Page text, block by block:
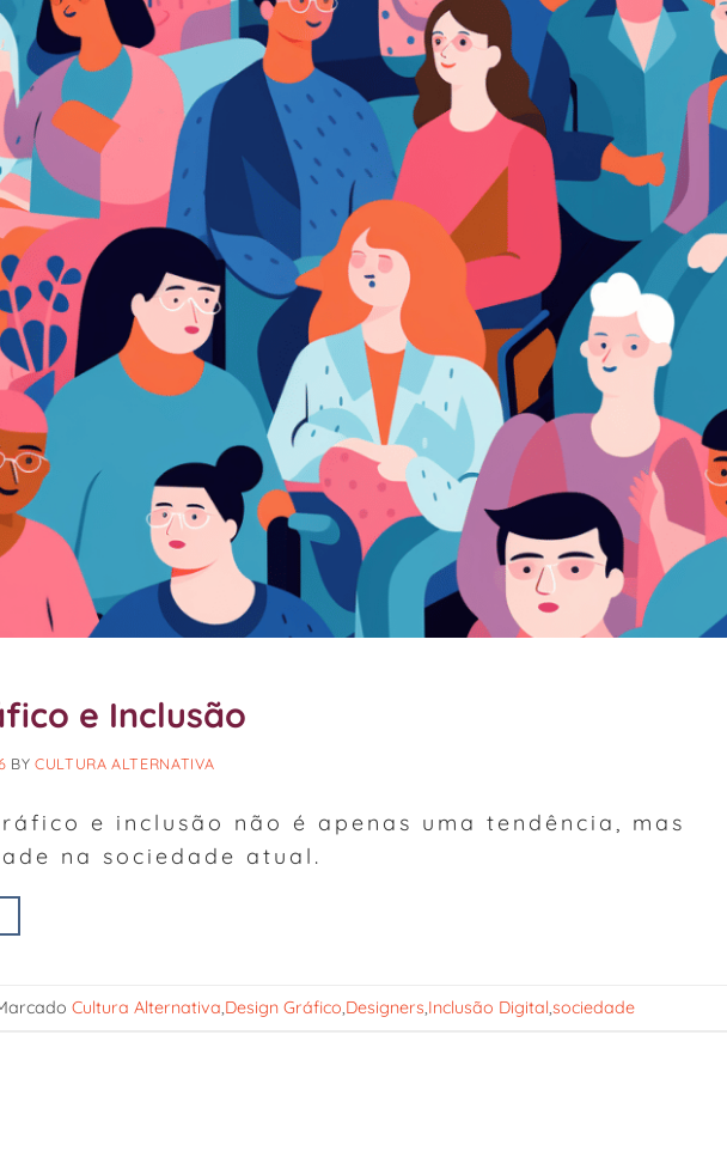
e Inclusão
BYCULTURA ALTERNATIVA
e inclusão não é apenas uma tendência, mas
na sociedade atual.
Cultura Alternativa,Design Gráfico,Designers,Inclusão Digital,sociedade